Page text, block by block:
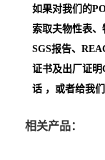
如果对我们的
索取夫物性表、
SGS报告、
证书及出厂证
话 ，或者给我
相关产品：